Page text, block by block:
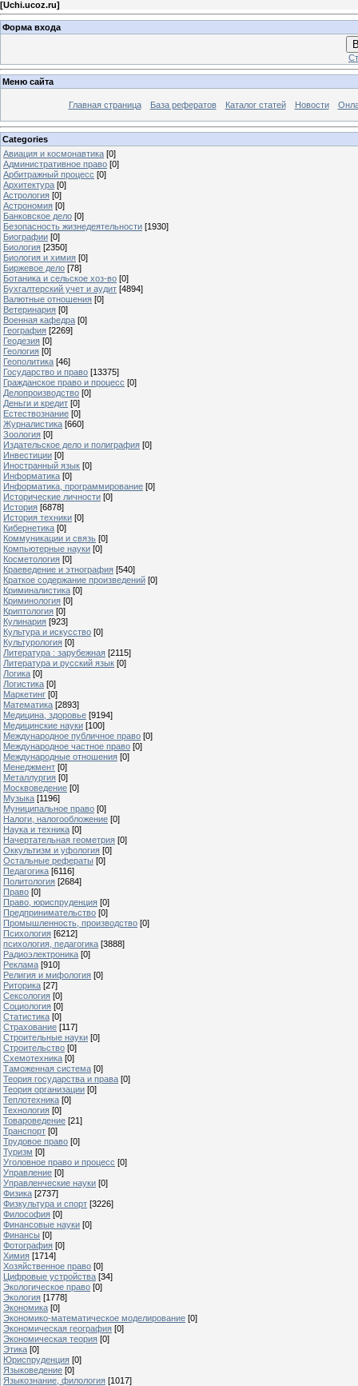
[Uchi.ucoz.ru]
Форма входа
Меню сайта
Главная страница База рефератов Каталог статей Новости
Categories
Авиация и космонавтика [0]
Административное право [0]
Арбитражный процесс [0]
Архитектура [0]
Астрология [0]
Астрономия [0]
Банковское дело [0]
Безопасность жизнедеятельности [1930]
Биографии [0]
Биология [2350]
Биология и химия [0]
Биржевое дело [78]
Ботаника и сельское хоз-во [0]
Бухгалтерский учет и аудит [4894]
Валютные отношения [0]
Ветеринария [0]
Военная кафедра [0]
География [2269]
Геодезия [0]
Геология [0]
Геополитика [46]
Государство и право [13375]
Гражданское право и процесс [0]
Делопроизводство [0]
Деньги и кредит [0]
Естествознание [0]
Журналистика [660]
Зоология [0]
Издательское дело и полиграфия [0]
Инвестиции [0]
Иностранный язык [0]
Информатика [0]
Информатика, программирование [0]
Исторические личности [0]
История [6878]
История техники [0]
Кибернетика [0]
Коммуникации и связь [0]
Компьютерные науки [0]
Косметология [0]
Краеведение и этнография [540]
Краткое содержание произведений [0]
Криминалистика [0]
Криминология [0]
Криптология [0]
Кулинария [923]
Культура и искусство [0]
Культурология [0]
Литература : зарубежная [2115]
Литература и русский язык [0]
Логика [0]
Логистика [0]
Маркетинг [0]
Математика [2893]
Медицина, здоровье [9194]
Медицинские науки [100]
Международное публичное право [0]
Международное частное право [0]
Международные отношения [0]
Менеджмент [0]
Металлургия [0]
Москвоведение [0]
Музыка [1196]
Муниципальное право [0]
Налоги, налогообложение [0]
Наука и техника [0]
Начертательная геометрия [0]
Оккультизм и уфология [0]
Остальные рефераты [0]
Педагогика [6116]
Политология [2684]
Право [0]
Право, юриспруденция [0]
Предпринимательство [0]
Промышленность, производство [0]
Психология [6212]
психология, педагогика [3888]
Радиоэлектроника [0]
Реклама [910]
Религия и мифология [0]
Риторика [27]
Сексология [0]
Социология [0]
Статистика [0]
Страхование [117]
Строительные науки [0]
Строительство [0]
Схемотехника [0]
Таможенная система [0]
Теория государства и права [0]
Теория организации [0]
Теплотехника [0]
Технология [0]
Товароведение [21]
Транспорт [0]
Трудовое право [0]
Туризм [0]
Уголовное право и процесс [0]
Управление [0]
Управленческие науки [0]
Физика [2737]
Физкультура и спорт [3226]
Философия [0]
Финансовые науки [0]
Финансы [0]
Фотография [0]
Химия [1714]
Хозяйственное право [0]
Цифровые устройства [34]
Экологическое право [0]
Экология [1778]
Экономика [0]
Экономико-математическое моделирование [0]
Экономическая география [0]
Экономическая теория [0]
Этика [0]
Юриспруденция [0]
Языковедение [0]
Языкознание, филология [1017]